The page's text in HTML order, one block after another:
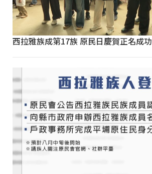
西拉雅族成第17族 原民日慶賀正名成功